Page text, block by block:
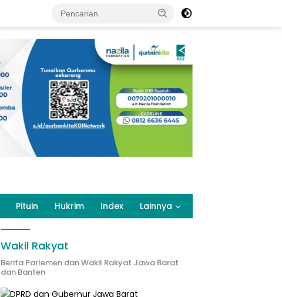
Pituin Hukrim Index Lainnya
Wakil Rakyat
Berita Parlemen dan Wakil Rakyat Jawa Barat
dan Banten